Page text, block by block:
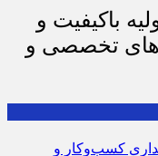
باکیفیت و
تخصصی و